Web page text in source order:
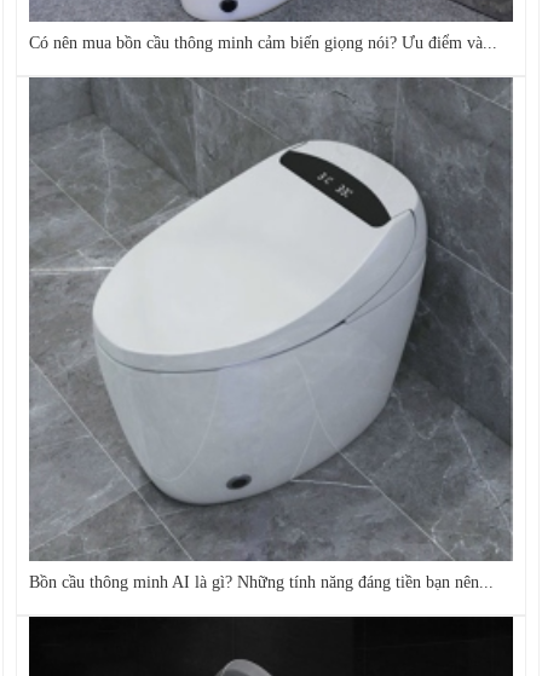
Có nên mua bồn cầu thông minh cảm biến giọng nói? Ưu điểm và...
Bồn cầu thông minh AI là gì? Những tính năng đáng tiền bạn nên...